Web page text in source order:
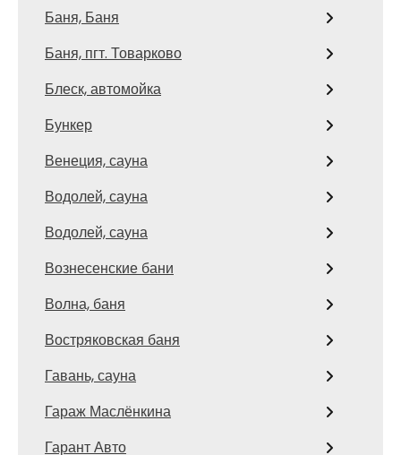
Баня, Баня
Баня, пгт. Товарково
Блеск, автомойка
Бункер
Венеция, сауна
Водолей, сауна
Водолей, сауна
Вознесенские бани
Волна, баня
Востряковская баня
Гавань, сауна
Гараж Маслёнкина
Гарант Авто